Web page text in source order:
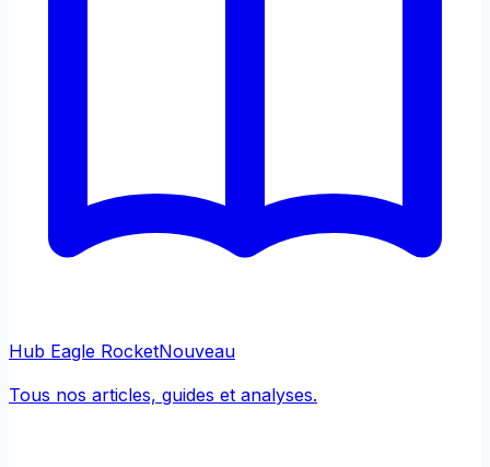
Hub Eagle RocketNouveau
Tous nos articles, guides et analyses.